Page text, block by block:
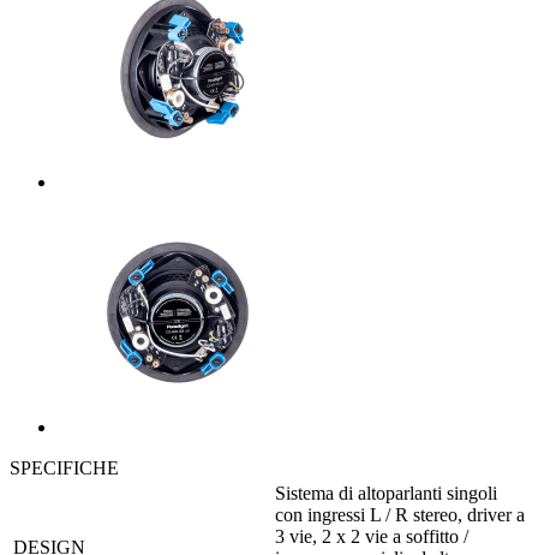
SPECIFICHE
DESIGN
Sistema di altoparlanti singoli
con ingressi L / R stereo, driver a
3 vie, 2 x 2 vie a soffitto /